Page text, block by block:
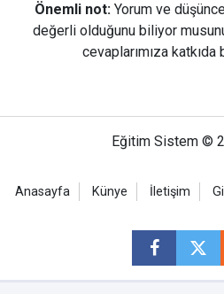
Önemli not: Yorum ve
değerli olduğunu biliyor
cevaplarımıza
Eğitim Sistem ©
Anasayfa Künye İletişim